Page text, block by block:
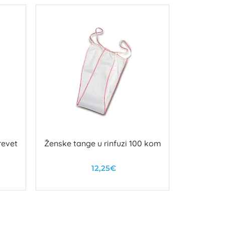
Ženske tange u rinfuzi 100 kom
12,25€
U košaricu